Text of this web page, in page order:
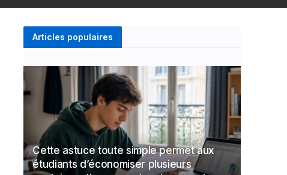
Articles populaires
Cette astuce toute simple permet aux
étudiants d’économiser plusieurs